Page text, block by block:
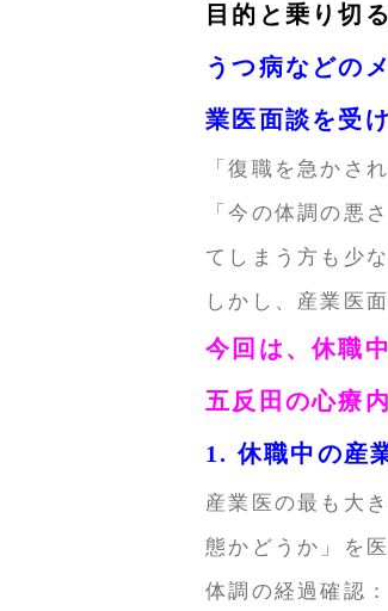
目的と乗り切
うつ病などの
業医面談を受
「復職を急かさ
「今の体調の悪
てしまう方も少
しかし、産業医
今回は、休職
五反田の心療
1. 休職中の産
産業医の最も大
態かどうか」を
体調の経過確認